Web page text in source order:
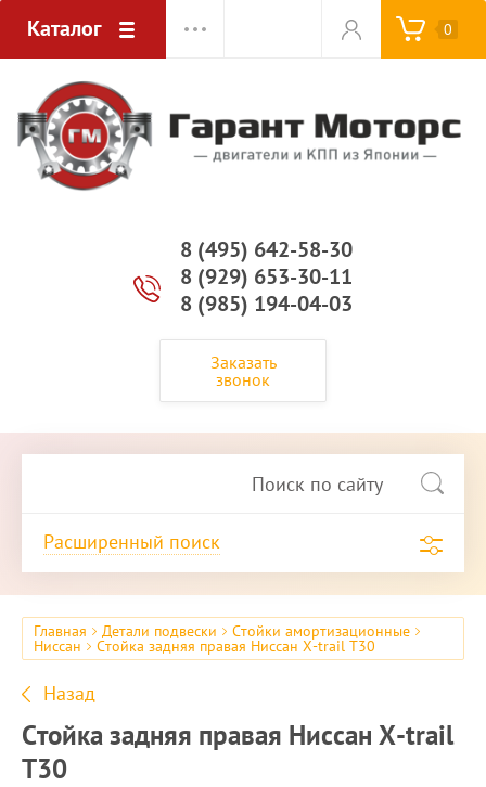
Каталог 0
8 (495) 642-58-30
8 (929) 653-30-11
8 (985) 194-04-03
Заказать
звонок
Расширенный поиск
Главная Детали подвески Стойки амортизационные
Ниссан Стойка задняя правая Ниссан X-trail T30
Назад
Стойка задняя правая Ниссан X-trail
T30